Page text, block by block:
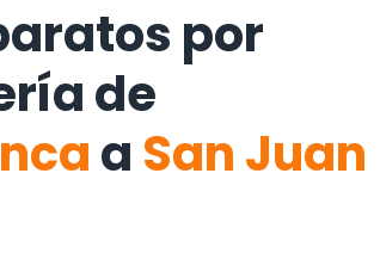
por
de
a San Juan